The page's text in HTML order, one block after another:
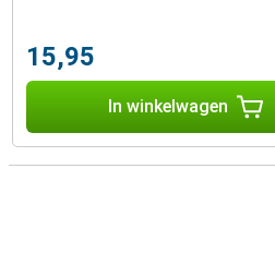
15,95
In winkelwagen